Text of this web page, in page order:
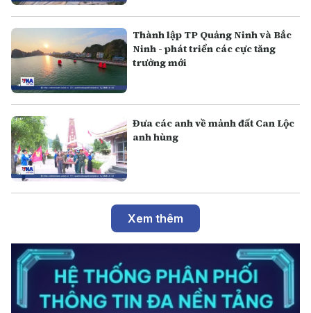
Thành lập TP Quảng Ninh và Bắc
Ninh - phát triển các cực tăng
trưởng mới
Đưa các anh về mảnh đất Can Lộc
anh hùng
Xem thêm